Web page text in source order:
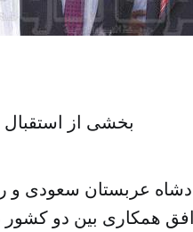
بخشی از
عربستان سعودی
همکاری بین دو